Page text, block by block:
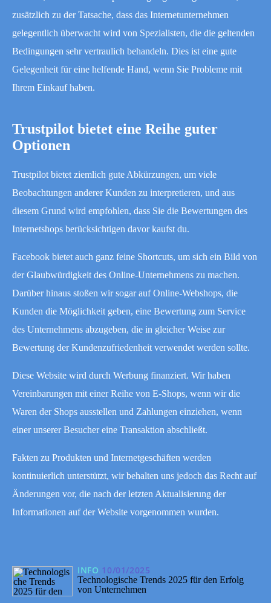
zusätzlich zu der Tatsache, dass das Internetunternehmen
gelegentlich überwacht wird von Spezialisten, die die geltenden
Bedingungen sehr vertraulich behandeln. Dies ist eine gute
Gelegenheit für eine helfende Hand, wenn Sie Probleme mit
Ihrem Einkauf haben.
Trustpilot bietet eine Reihe guter
Optionen
Trustpilot bietet ziemlich gute Abkürzungen, um viele
Beobachtungen anderer Kunden zu interpretieren, und aus
diesem Grund wird empfohlen, dass Sie die Bewertungen des
Internetshops berücksichtigen davor kaufst du.
Facebook bietet auch ganz feine Shortcuts, um sich ein Bild von
der Glaubwürdigkeit des Online-Unternehmens zu machen.
Darüber hinaus stoßen wir sogar auf Online-Webshops, die
Kunden die Möglichkeit geben, eine Bewertung zum Service
des Unternehmens abzugeben, die in gleicher Weise zur
Bewertung der Kundenzufriedenheit verwendet werden sollte.
Diese Website wird durch Werbung finanziert. Wir haben
Vereinbarungen mit einer Reihe von E-Shops, wenn wir die
Waren der Shops ausstellen und Zahlungen einziehen, wenn
einer unserer Besucher eine Transaktion abschließt.
Fakten zu Produkten und Internetgeschäften werden
kontinuierlich unterstützt, wir behalten uns jedoch das Recht auf
Änderungen vor, die nach der letzten Aktualisierung der
Informationen auf der Website vorgenommen wurden.
INFO 10/01/2025
Technologische Trends 2025 für den Erfolg
von Unternehmen